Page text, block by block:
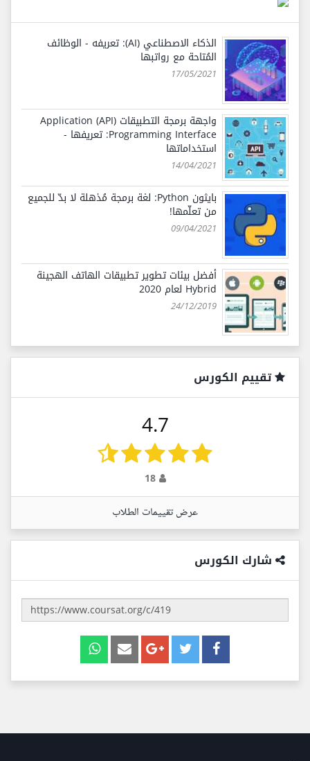
الذكاء الاصطناعي (AI): تعريفه - الوظائف
المُتاحة مع رواتبها
17/05/2021
واجهة برمجة التطبيقات (API) Application
Programming Interface: تعريفها -
استخداماتها
14/04/2021
بايثون Python: لغة برمجة مُذهلة لا بدّ للجميع
من تعلّمها!
09/04/2021
أفضل بيئات تطوير تطبيقات الهاتف الهجينة
Hybrid لعام 2020
24/12/2019
تقييم الكورس
4.7
18
عرض تقييمات الطلاب
شارك الكورس